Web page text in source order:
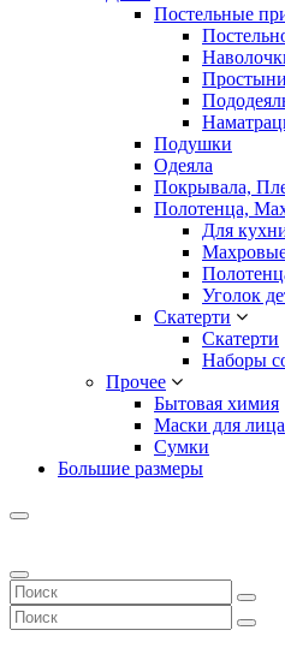
Постельные
Простыни
Подушки
Одеяла
Покрывала,
Полотенца,
Для
Уголок
Скатерти
Скатерти
Наборы
Прочее
Бытовая химия
Маски для лица
Сумки
Большие размеры